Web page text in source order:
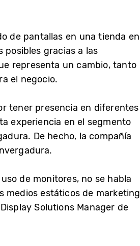
de pantallas en una tienda en
posibles gracias a las
representa un cambio, tanto
el negocio.
tener presencia en diferentes
experiencia en el segmento
De hecho, la compañía
de monitores, no se habla
medios estáticos de marketing
Solutions Manager de